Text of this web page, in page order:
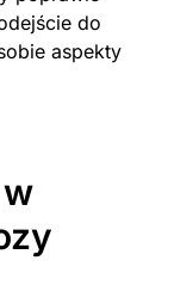
do
aspekty